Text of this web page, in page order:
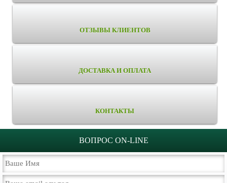
ОТЗЫВЫ КЛИЕНТОВ
ДОСТАВКА И ОПЛАТА
КОНТАКТЫ
ВОПРОС ON-LINE